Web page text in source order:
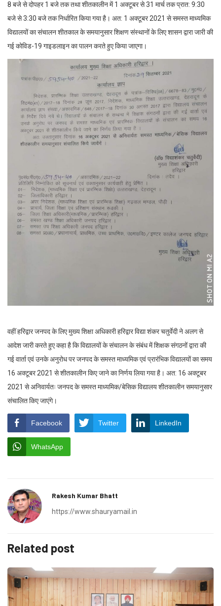
8 बजे से दोपहर 1 बजे तक तथा शीतकालीन में 1 अक्टूबर से 31 मार्च तक प्रात: 9:30
बजे से 3:30 बजे तक निर्धारित किया गया है। अत: 1 अक्टूबर 2021 से समस्त माध्यमिक
विद्यालयों का संचालन शीतकाल के समयानुसार शिक्षण संस्थानों के लिए शासन द्वारा जारी की
गई कोविड-19 गाइडलाइन का पालन करते हुए किया जाएगा।
वहीं हरिद्वार जनपद के लिए मुख्य शिक्षा अधिकारी हरिद्वार विद्या शंकर चतुर्वेदी ने अलग से
आदेश जारी करते हुए कहा है कि विद्यालयों के संचालन के संबंध में शिक्षक संगठनों द्वारा की
गई वार्ता एवं उनके अनुरोध पर जनपद के समस्त माध्यमिक एवं प्रारंभिक विद्यालयों का समय
16 अक्टूबर 2021 से शीतकालीन किए जाने का निर्णय लिया गया है। अत: 16 अक्टूबर
2021 से अनिवार्यतः जनपद के समस्त माध्यमिक/बेसिक विद्यालय शीतकालीन समयानुसार
संचालित किए जाएंगे।
Facebook Twitter LinkedIn
WhatsApp
Rakesh Kumar Bhatt
https://www.shauryamail.in
Related post